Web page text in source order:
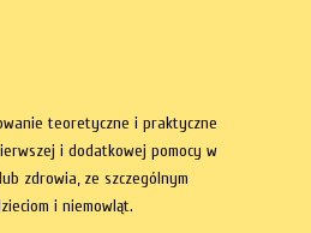
teoretyczne i praktyczne
i dodatkowej pomocy w
zdrowia, ze szczególnym
i niemowląt.